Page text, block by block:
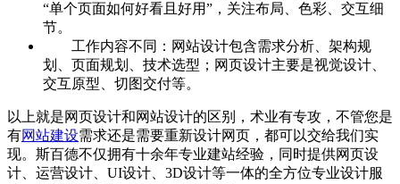
“单个页面如何好看且好用”，关注布局、色彩、交互细
节。
工作内容不同：网站设计包含需求分析、架构规
划、页面规划、技术选型；网页设计主要是视觉设计、
交互原型、切图交付等。
以上就是网页设计和网站设计的区别，术业有专攻，不管您是
有网站建设需求还是需要重新设计网页，都可以交给我们实
现。斯百德不仅拥有十余年专业建站经验，同时提供网页设
计、运营设计、UI设计、3D设计等一体的全方位专业设计服